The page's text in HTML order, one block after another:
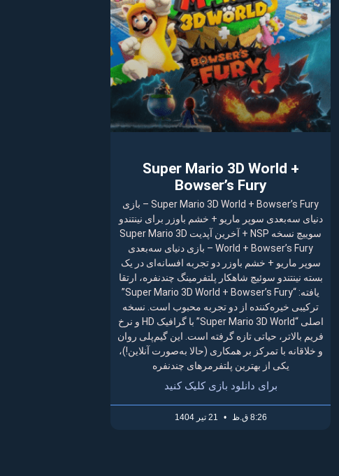
Super Mario 3D World +
Bowser’s Fury
Super Mario 3D World + Bowser’s Fury – بازی
دنیای سه‌بعدی سوپر ماریو + خشم باوزر برای نینتندو
سوییچ نسخه NSP + آخرین آپدیت Super Mario 3D
World + Bowser’s Fury – بازی دنیای سه‌بعدی
سوپر ماریو + خشم باوزر دو تجربه افسانه‌ای در یک
بسته نینتندو سوئیچ شاهکار پلتفرمینگ چندنفره، ارتقا
یافته: “Super Mario 3D World + Bowser’s Fury”
ترکیبی خیره‌کننده از دو تجربه محبوب است. نسخه
اصلی “Super Mario 3D World” با گرافیک HD و نرخ
فریم بالاتر، حیاتی تازه گرفته است. این گیم‌پلی روان
و خلاقانه با تمرکز بر همکاری (حالا به‌صورت آنلاین!)،
یکی از بهترین پلتفرمرهای چندنفره
برای دانلود بازی کلیک کنید
8:26 ق.ظ